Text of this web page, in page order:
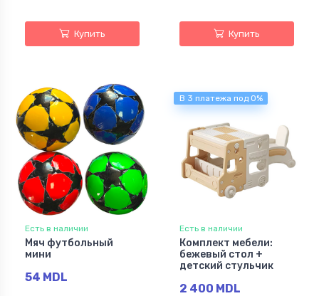
Купить Купить
Есть в наличии
Мяч футбольный
мини
54 MDL
В 3 платежа под 0%
Есть в наличии
Комплект мебели:
бежевый стол +
детский стульчик
2 400 MDL